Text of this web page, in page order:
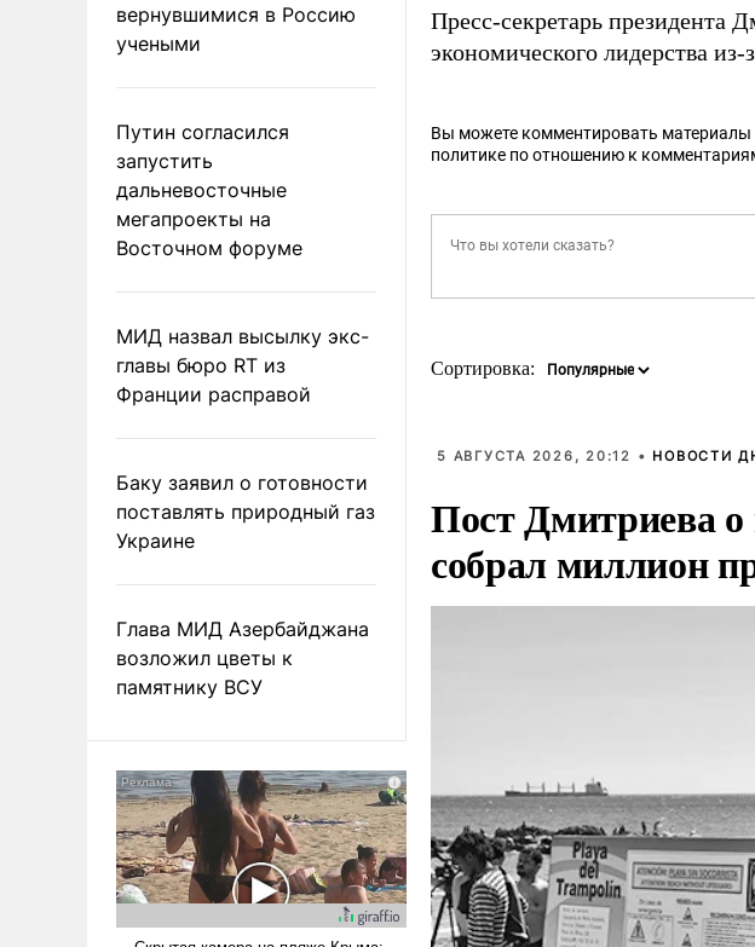
вернувшимися в Россию
учеными
Путин согласился
запустить
дальневосточные
мегапроекты на
Восточном форуме
МИД назвал высылку экс-
главы бюро RT из
Франции расправой
Баку заявил о готовности
поставлять природный газ
Украине
Глава МИД Азербайджана
возложил цветы к
памятнику ВСУ
Пресс-секретарь президента
экономического лидерства из-
Вы можете комментировать
политике по отношению к
Сортировка:
5 АВГУСТА 2026, 20:12 • НОВОСТИ
Пост Дмитриева
собрал миллион